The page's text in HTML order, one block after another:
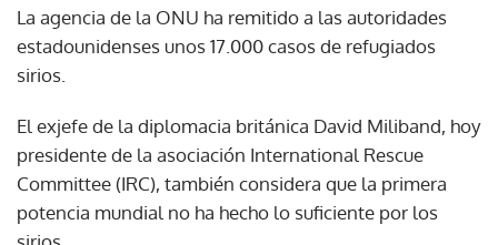
La agencia de la ONU ha remitido a las autoridades
estadounidenses unos 17.000 casos de refugiados
sirios.
El exjefe de la diplomacia británica David Miliband, hoy
presidente de la asociación International Rescue
Committee (IRC), también considera que la primera
potencia mundial no ha hecho lo suficiente por los